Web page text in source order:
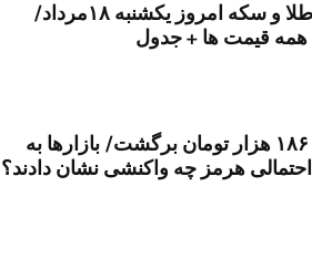
قیمت طلا و سکه امروز یکشنبه ۱۸مرداد/
قیمت ها + جدول
دلار به ۱۸۶ هزار تومان برگشت/ بازارها به
هرمز چه واکنشی نشان دادند؟